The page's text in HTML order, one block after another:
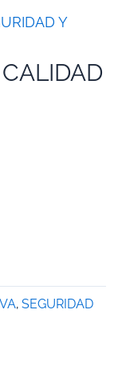
Y
, SEGURIDAD